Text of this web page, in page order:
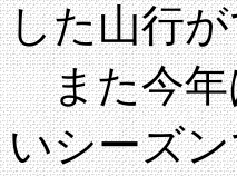
した山行
また今年
いシーズ